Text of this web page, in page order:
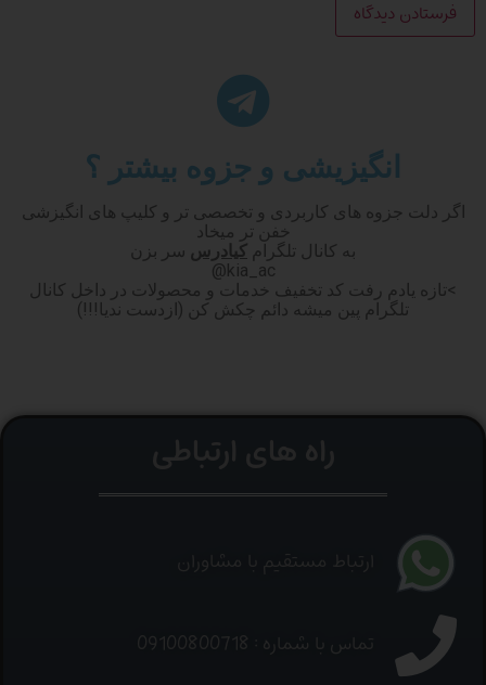
انگیزیشی و جزوه بیشتر ؟
اگر دلت جزوه های کاربردی و تخصصی تر و کلیپ های انگیزشی
خفن تر میخاد
به کانال تلگرام کیادرس سر بزن
kia_ac@
>تازه یادم رفت کد تخفیف خدمات و محصولات در داخل کانال
تلگرام پین میشه دائم چکش کن (ازدست ندیا!!!)
ارتباط مستقیم با مشاوران
تماس با شماره : 09100800718